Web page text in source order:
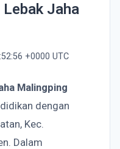
Jaha
+0000 UTC
Malingping
dengan
Kec.
Dalam